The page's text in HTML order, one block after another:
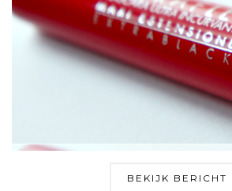
BEKIJK BERICHT